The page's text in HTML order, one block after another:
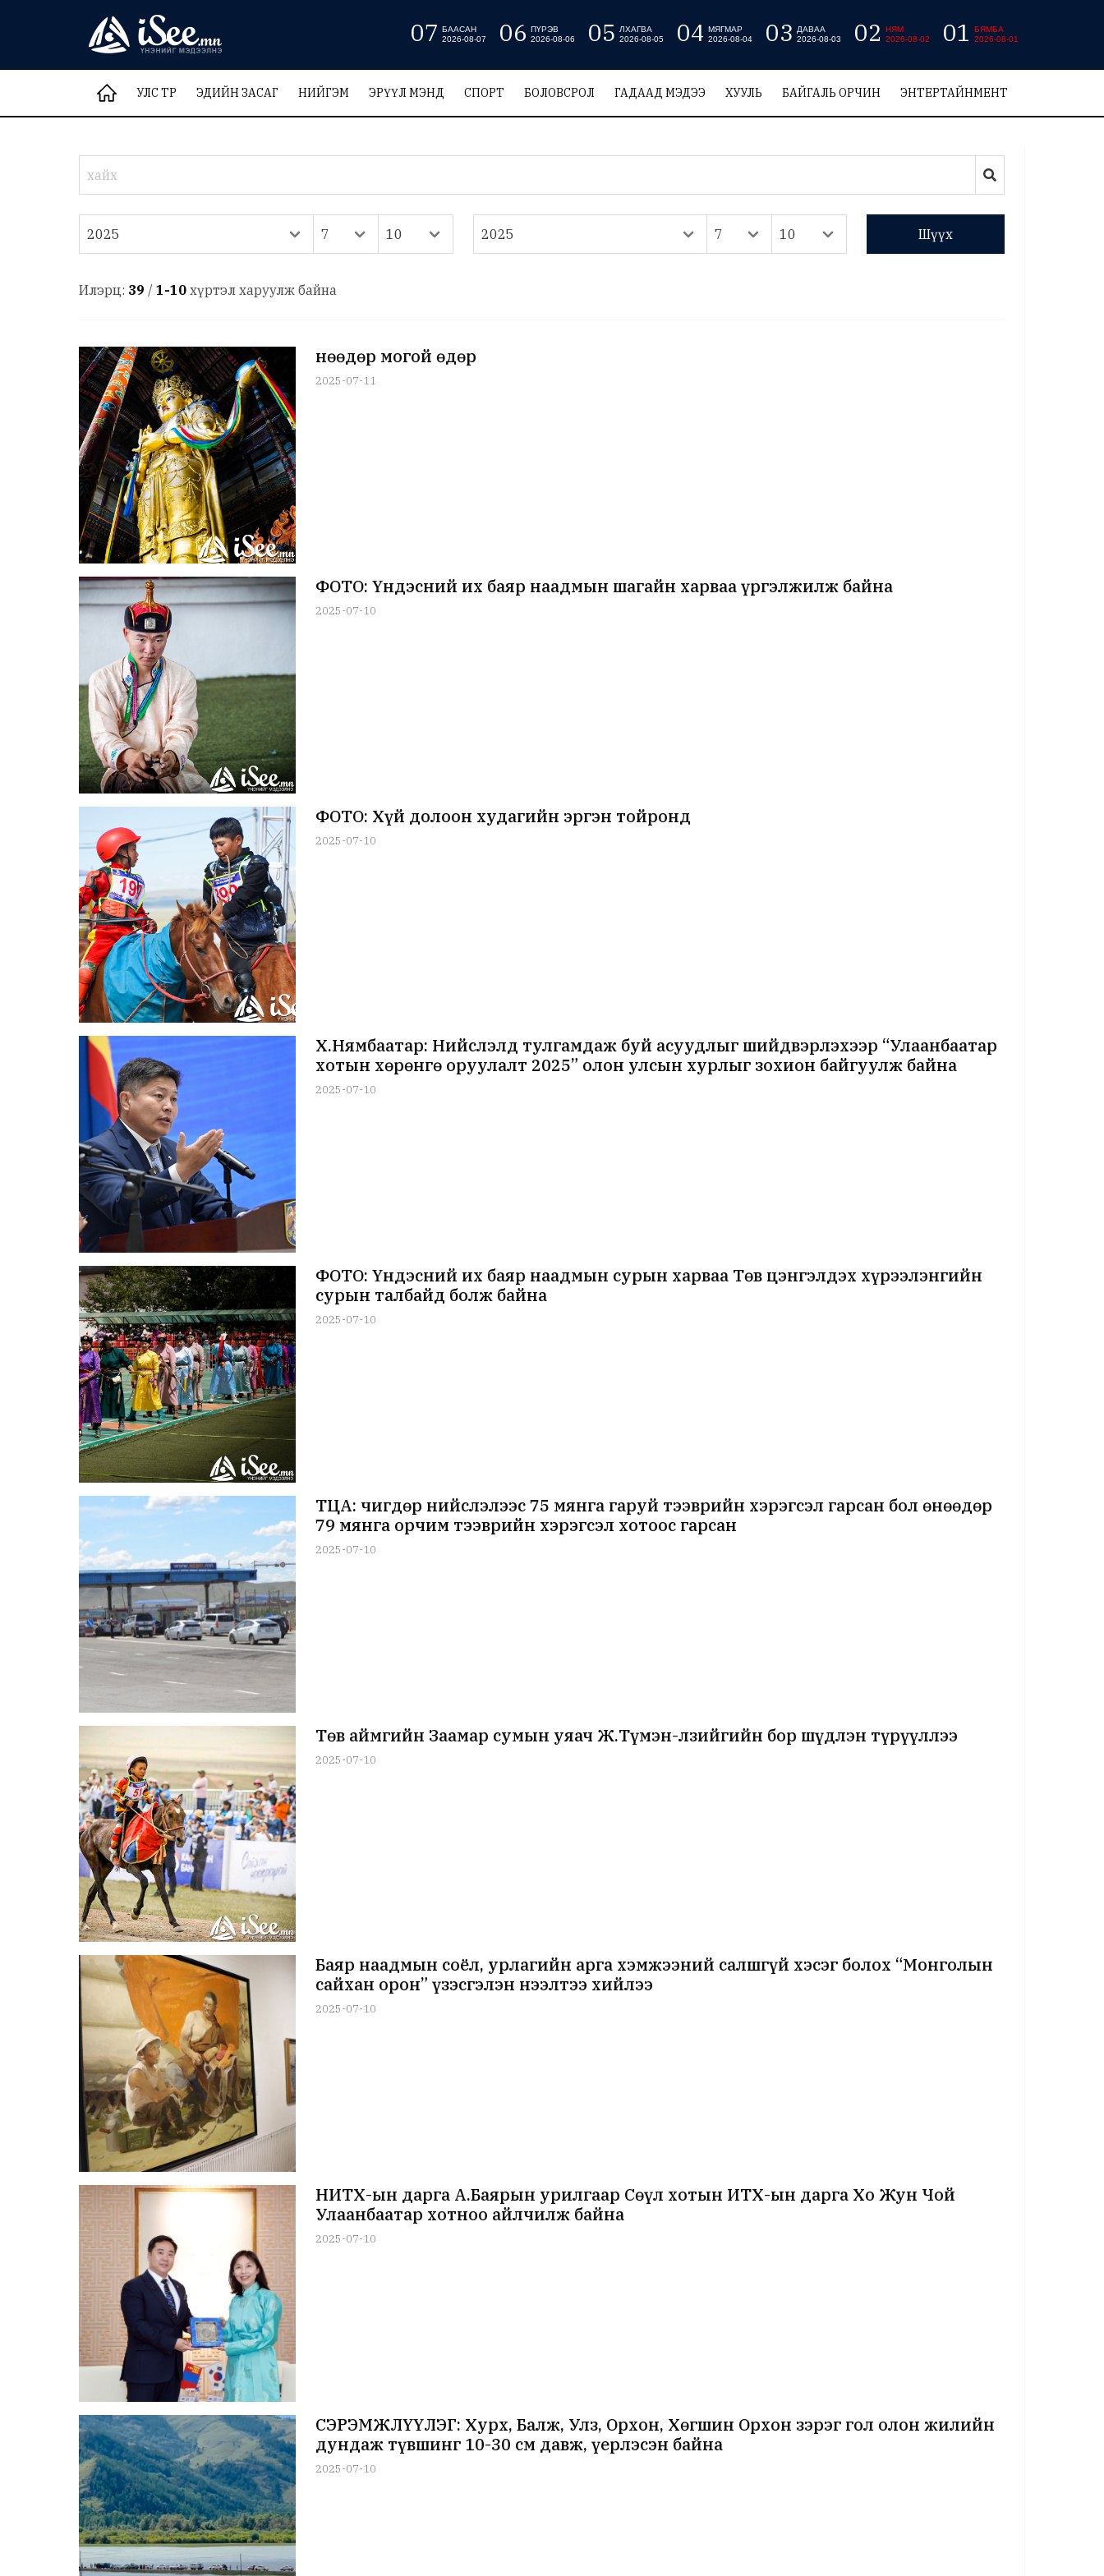
07 БААСАН
2026-08-07
06 ПҮРЭВ
2026-08-06
05
ЛХАГВА
2026-08-05
04 МЯГМАР
2026-08-04
03
ДАВАА
2026-08-03
02
НЯМ
2026-08-02
01
БЯМБА
2026-08-01
УЛС ТӨР ЭДИЙН ЗАСАГ НИЙГЭМ ЭРҮҮЛ МЭНД СПОРТ БОЛОВСРОЛ ГАДААД МЭДЭЭ ХУУЛЬ БАЙГАЛЬ ОРЧИН ЭНТЕРТАЙНМЕНТ
Шүүх
Илэрц: 39 / 1-10 хүртэл харуулж байна
Өнөөдөр могой өдөр
2025-07-11
ФОТО: Үндэсний их баяр наадмын шагайн харваа үргэлжилж байна
2025-07-10
ФОТО: Хүй долоон худагийн эргэн тойронд
2025-07-10
Х.Нямбаатар: Нийслэлд тулгамдаж буй асуудлыг шийдвэрлэхээр “Улаанбаатар
хотын хөрөнгө оруулалт 2025” олон улсын хурлыг зохион байгуулж байна
2025-07-10
ФОТО: Үндэсний их баяр наадмын сурын харваа Төв цэнгэлдэх хүрээлэнгийн
сурын талбайд болж байна
2025-07-10
ТЦА: Өчигдөр нийслэлээс 75 мянга гаруй тээврийн хэрэгсэл гарсан бол өнөөдөр
79 мянга орчим тээврийн хэрэгсэл хотоос гарсан
2025-07-10
Төв аймгийн Заамар сумын уяач Ж.Түмэн-Өлзийгийн бор шүдлэн түрүүллээ
2025-07-10
Баяр наадмын соёл, урлагийн арга хэмжээний салшгүй хэсэг болох “Монголын
сайхан орон” үзэсгэлэн нээлтээ хийлээ
2025-07-10
НИТХ-ын дарга А.Баярын урилгаар Сөүл хотын ИТХ-ын дарга Хо Жун Чой
Улаанбаатар хотноо айлчилж байна
2025-07-10
СЭРЭМЖЛҮҮЛЭГ: Хурх, Балж, Улз, Орхон, Хөгшин Орхон зэрэг гол олон жилийн
дундаж түвшинг 10-30 см давж, үерлэсэн байна
2025-07-10